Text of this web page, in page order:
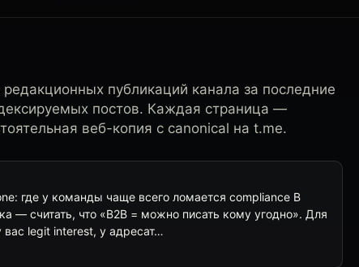
публикаций канала за последние
постов. Каждая страница —
веб-копия с canonical на t.me.
где у команды чаще всего ломается compliance В
— считать, что «B2B = можно писать кому угодно». Для
вас legit interest, у адресат…